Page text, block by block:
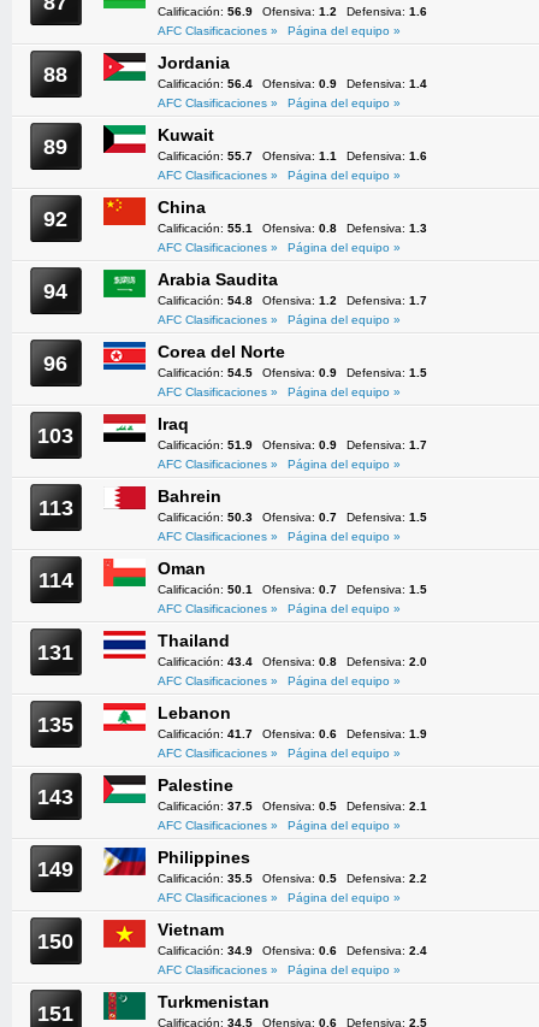
Calificación: 56.9 Ofensiva: 1.2 Defensiva: 1.6
AFC Clasificaciones »
Página del equipo »
88 Jordania
Calificación: 56.4 Ofensiva: 0.9 Defensiva: 1.4
AFC Clasificaciones »
Página del equipo »
89 Kuwait
Calificación: 55.7 Ofensiva: 1.1 Defensiva: 1.6
AFC Clasificaciones »
Página del equipo »
92 China
Calificación: 55.1 Ofensiva: 0.8 Defensiva: 1.3
AFC Clasificaciones »
Página del equipo »
94 Arabia Saudita
Calificación: 54.8 Ofensiva: 1.2 Defensiva: 1.7
AFC Clasificaciones »
Página del equipo »
96 Corea del Norte
Calificación: 54.5 Ofensiva: 0.9 Defensiva: 1.5
AFC Clasificaciones »
Página del equipo »
103 Iraq
Calificación: 51.9 Ofensiva: 0.9 Defensiva: 1.7
AFC Clasificaciones »
Página del equipo »
113 Bahrein
Calificación: 50.3 Ofensiva: 0.7 Defensiva: 1.5
AFC Clasificaciones »
Página del equipo »
114 Oman
Calificación: 50.1 Ofensiva: 0.7 Defensiva: 1.5
AFC Clasificaciones »
Página del equipo »
131 Thailand
Calificación: 43.4 Ofensiva: 0.8 Defensiva: 2.0
AFC Clasificaciones »
Página del equipo »
135 Lebanon
Calificación: 41.7 Ofensiva: 0.6 Defensiva: 1.9
AFC Clasificaciones »
Página del equipo »
143 Palestine
Calificación: 37.5 Ofensiva: 0.5 Defensiva: 2.1
AFC Clasificaciones »
Página del equipo »
149 Philippines
Calificación: 35.5 Ofensiva: 0.5 Defensiva: 2.2
AFC Clasificaciones »
Página del equipo »
150 Vietnam
Calificación: 34.9 Ofensiva: 0.6 Defensiva: 2.4
AFC Clasificaciones »
Página del equipo »
151 Turkmenistan
Calificación: 34.5 Ofensiva: 0.6 Defensiva: 2.5